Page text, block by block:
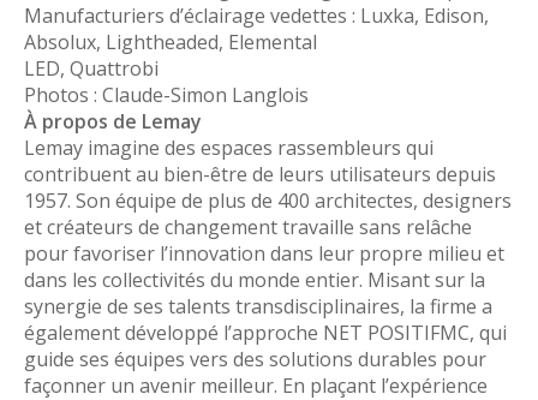
Manufacturiers d’éclairage vedettes : Luxka, Edison,
Absolux, Lightheaded, Elemental
LED, Quattrobi
Photos : Claude-Simon Langlois
À propos de Lemay
Lemay imagine des espaces rassembleurs qui
contribuent au bien-être de leurs utilisateurs depuis
1957. Son équipe de plus de 400 architectes, designers
et créateurs de changement travaille sans relâche
pour favoriser l’innovation dans leur propre milieu et
dans les collectivités du monde entier. Misant sur la
synergie de ses talents transdisciplinaires, la firme a
également développé l’approche NET POSITIFMC, qui
guide ses équipes vers des solutions durables pour
façonner un avenir meilleur. En plaçant l’expérience